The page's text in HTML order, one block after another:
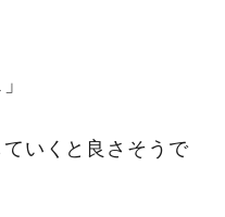
いくと良さそうで